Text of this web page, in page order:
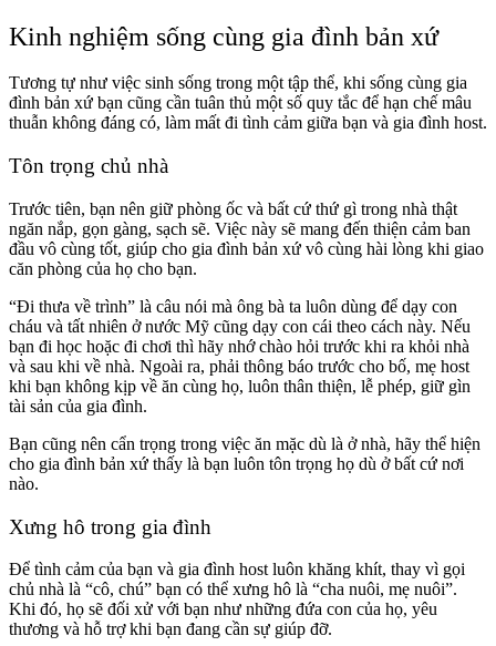
Kinh nghiệm sống cùng gia đình bản xứ
Tương tự như việc sinh sống trong một tập thể, khi sống cùng gia
đình bản xứ bạn cũng cần tuân thủ một số quy tắc để hạn chế mâu
thuẫn không đáng có, làm mất đi tình cảm giữa bạn và gia đình host.
Tôn trọng chủ nhà
Trước tiên, bạn nên giữ phòng ốc và bất cứ thứ gì trong nhà thật
ngăn nắp, gọn gàng, sạch sẽ. Việc này sẽ mang đến thiện cảm ban
đầu vô cùng tốt, giúp cho gia đình bản xứ vô cùng hài lòng khi giao
căn phòng của họ cho bạn.
“Đi thưa về trình” là câu nói mà ông bà ta luôn dùng để dạy con
cháu và tất nhiên ở nước Mỹ cũng dạy con cái theo cách này. Nếu
bạn đi học hoặc đi chơi thì hãy nhớ chào hỏi trước khi ra khỏi nhà
và sau khi về nhà. Ngoài ra, phải thông báo trước cho bố, mẹ host
khi bạn không kịp về ăn cùng họ, luôn thân thiện, lễ phép, giữ gìn
tài sản của gia đình.
Bạn cũng nên cẩn trọng trong việc ăn mặc dù là ở nhà, hãy thể hiện
cho gia đình bản xứ thấy là bạn luôn tôn trọng họ dù ở bất cứ nơi
nào.
Xưng hô trong gia đình
Để tình cảm của bạn và gia đình host luôn khăng khít, thay vì gọi
chủ nhà là “cô, chú” bạn có thể xưng hô là “cha nuôi, mẹ nuôi”.
Khi đó, họ sẽ đối xử với bạn như những đứa con của họ, yêu
thương và hỗ trợ khi bạn đang cần sự giúp đỡ.